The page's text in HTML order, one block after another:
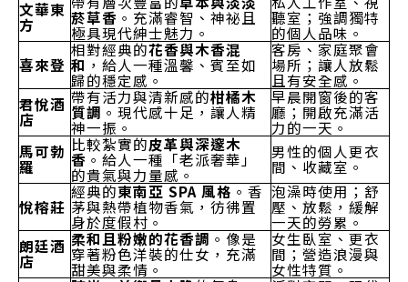
文華東
方 菸草香 。充滿睿智、神祕且
極具現代紳士魅力。
聽室；強調獨特
的個人品味。
喜來登
相對經典的花香與木香混
和 ，給人一種溫馨、賓至如
歸的穩定感。
客房、家庭聚會
場所；讓人放鬆
且有安全感。
君悅酒
店
帶有活力與清新感的柑橘木
質調 。現代感十足，讓人精
神一振。
早晨開窗後的客
廳；開啟充滿活
力的一天。
馬可勃
羅
比較紮實的皮革與深邃木
香 。給人一種「老派奢華」
的貴氣與力量感。
男性的個人更衣
間、收藏室。
悅榕莊
經典的東南亞 SPA 風格 。香
茅與熱帶植物香氣，彷彿置
身於度假村。
泡澡時使用；舒
壓、放鬆，緩解
一天的勞累。
朗廷酒
店
柔和且粉嫩的花香調 。像是
穿著粉色洋裝的仕女，充滿
甜美與柔情。
女生臥室、更衣
間；營造浪漫與
女性特質。